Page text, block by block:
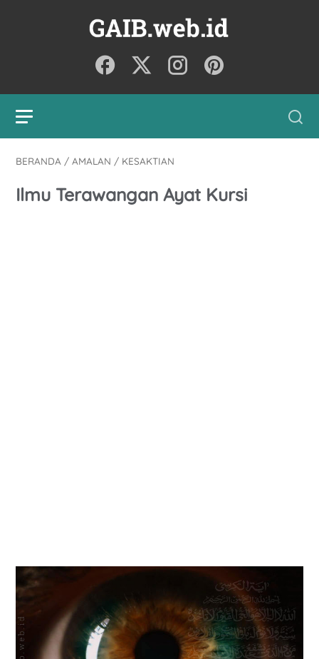
BERANDA / AMALAN / KESAKTIAN
Ilmu Terawangan Ayat Kursi